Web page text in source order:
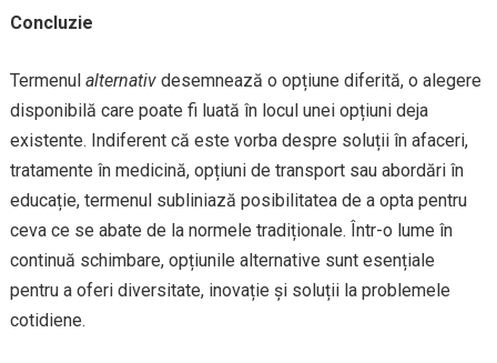
Concluzie
Termenul alternativdesemnează o opțiune diferită, o alegere
disponibilă care poate fi luată în locul unei opțiuni deja
existente. Indiferent că este vorba despre soluții în afaceri,
tratamente în medicină, opțiuni de transport sau abordări în
educație, termenul subliniază posibilitatea de a opta pentru
ceva ce se abate de la normele tradiționale. Într-o lume în
continuă schimbare, opțiunile alternative sunt esențiale
pentru a oferi diversitate, inovație și soluții la problemele
cotidiene.